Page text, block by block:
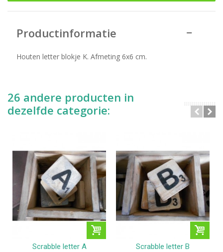
Productinformatie
Houten letter blokje K. Afmeting 6x6 cm.
26 andere producten in
dezelfde categorie:
Scrabble letter A Scrabble letter B